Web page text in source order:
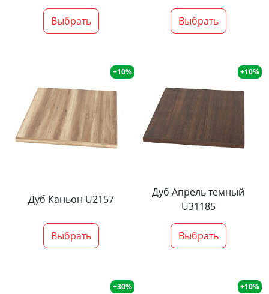
Выбрать Выбрать
+10%
Дуб Каньон U2157
Выбрать
+10%
Дуб Апрель темный
U31185
Выбрать
+30% +10%